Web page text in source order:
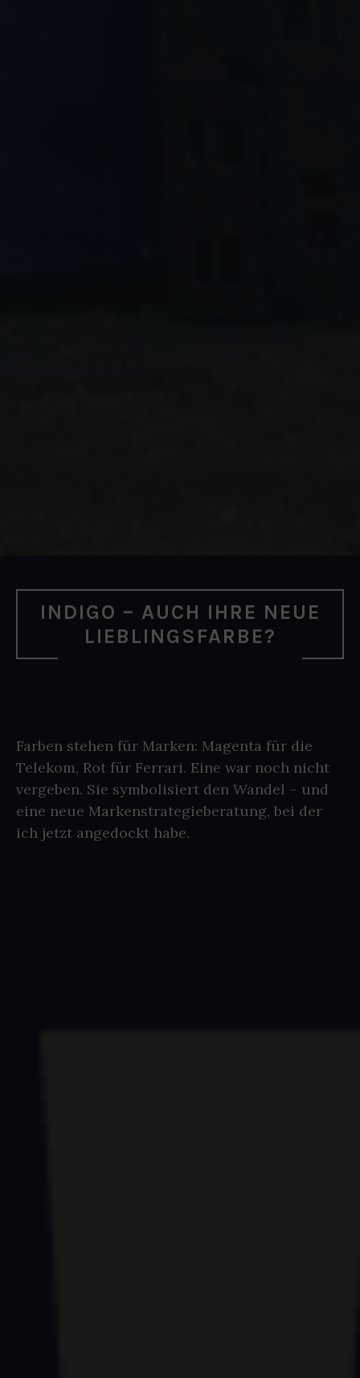
INDIGO – AUCH IHRE NEUE
LIEBLINGSFARBE?
Farben stehen für Marken: Magenta für die
Telekom, Rot für Ferrari. Eine war noch nicht
vergeben. Sie symbolisiert den Wandel – und
eine neue Markenstrategieberatung, bei der
ich jetzt angedockt habe.